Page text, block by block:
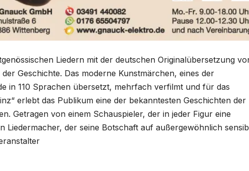
Liedern mit der deutschen Originalübersetzung
Geschichte. Das moderne Kunstmärchen, eines der
in 110 Sprachen übersetzt, mehrfach verfilmt und für das
erlebt das Publikum eine der bekanntesten Geschichten der
Getragen von einem Schauspieler, der in jeder Figur eine
Liedermacher, der seine Botschaft auf außergewöhnlich